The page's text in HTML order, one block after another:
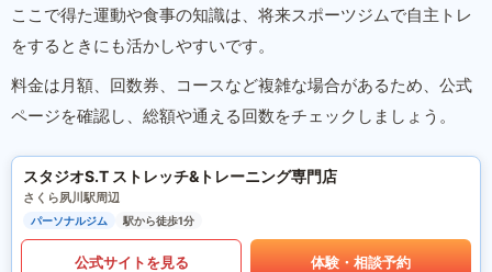
ここで得た運動や食事の知識は、将来スポーツジムで自主トレ
をするときにも活かしやすいです。
料金は月額、回数券、コースなど複雑な場合があるため、公式
ページを確認し、総額や通える回数をチェックしましょう。
スタジオS.T ストレッチ&トレーニング専門店
さくら夙川駅周辺
パーソナルジム 駅から徒歩1分
公式サイトを見る 体験・相談予約